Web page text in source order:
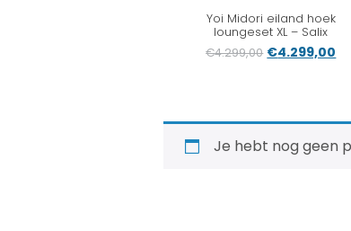
Yoi Midori eiland hoek
loungeset XL – Salix
€4.299,00 €4.299,00
Je hebt nog geen